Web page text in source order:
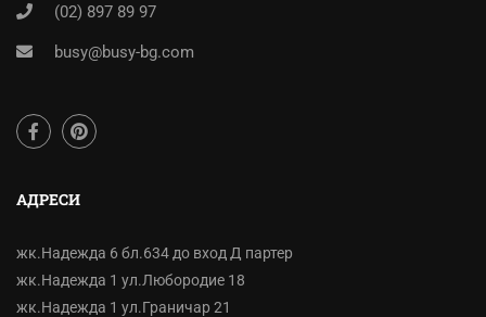
(02) 897 89 97
busy@busy-bg.com
АДРЕСИ
жк.Надежда 6 бл.634 до вход Д партер
жк.Надежда 1 ул.Любородие 18
жк.Надежда 1 ул.Граничар 21